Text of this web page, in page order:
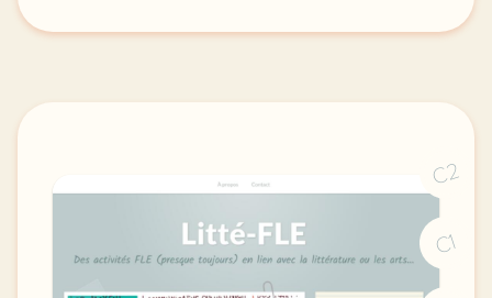
exercice b2 sorcieres une exposition pour
C2
C1